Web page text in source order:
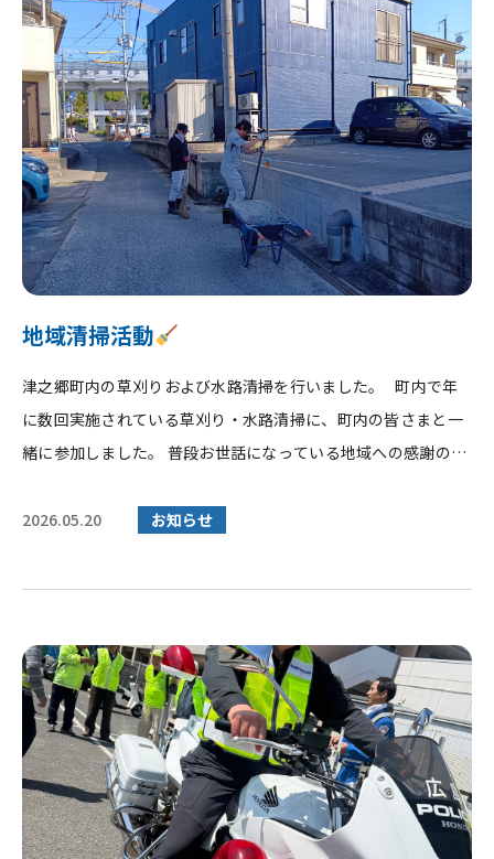
地域清掃活動
津之郷町内の草刈りおよび水路清掃を行いました。 町内で年
に数回実施されている草刈り・水路清掃に、町内の皆さまと一
緒に参加しました。 普段お世話になっている地域への感謝の気
2026.05.20
お知らせ